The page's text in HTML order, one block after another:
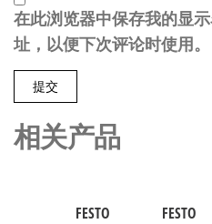
在此浏览器中保存我的显
址，以便下次评论时使用。
相关产品
FESTO
FESTO